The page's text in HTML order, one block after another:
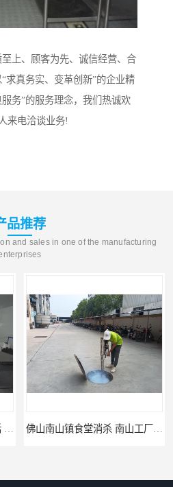
上、顾客为先、诚信经营、合
求真务实、变革创新”的企业精
务”的服务理念，我们热诚欢
来电洽谈业务!
品推荐
and sales in one of the manufacturing